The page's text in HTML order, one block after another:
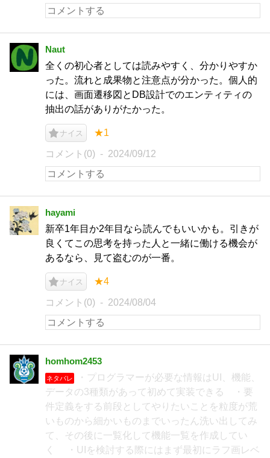
Naut
全くの初心者としては読みやすく、分かりやすか
った。流れと成果物と注意点が分かった。個人的
には、画面遷移図とDB設計でのエンティティの
抽出の話がありがたかった。
ナイス ★1
コメント(0) 2024/09/12
hayami
新卒1年目か2年目なら読んでもいいかも。引きが
良くてこの思考を持った人と一緒に働ける機会が
あるなら、見て盗むのが一番。
ナイス ★4
コメント(0) 2024/08/04
homhom2453
ネタバレ
・プログラマーが必要な情報はUI、機能、
データの3種類があって初めて実装できる ・要
件定義をする前段としてやりたいことを粒度が荒
いものから細かいものまでいったん洗い出してみ
て、その後に一覧化して機能一覧を作成してい
く ・UIを検討する際にはまず最初にラフ画レベ